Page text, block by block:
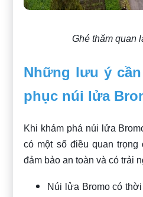
Ghé thăm quan
Những lưu ý
phục núi lửa
Khi khám phá núi lửa
có một số điều quan
đảm bảo an toàn và có trải
Núi lửa Bromo có